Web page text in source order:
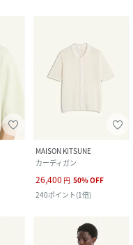
MAISON KITSUNE
カーディガン
26,400 円 50%OFF
240ポイント(1倍)